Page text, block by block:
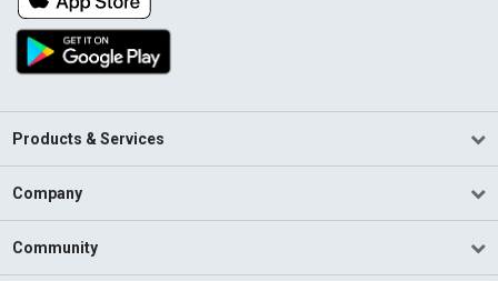
Products & Services
Company
Community